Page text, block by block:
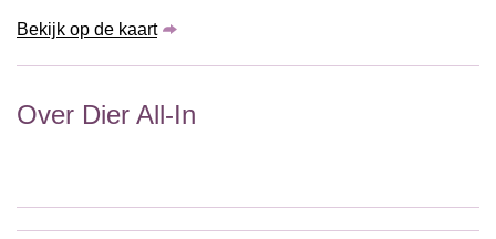
Bekijk op de kaart
Over Dier All-In